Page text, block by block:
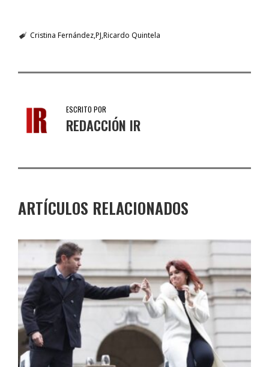
Cristina FernándezPJ Ricardo Quintela
ESCRITO POR
REDACCIÓN IR
ARTÍCULOS RELACIONADOS